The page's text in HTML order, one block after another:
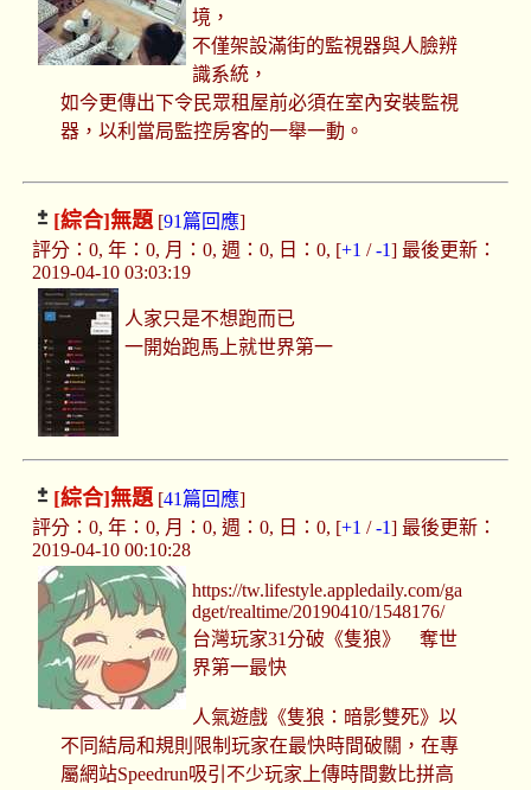
境，
不僅架設滿街的監視器與人臉辨
識系統，
如今更傳出下令民眾租屋前必須在室內安裝監視
器，以利當局監控房客的一舉一動。
[綜合]無題[91篇回應]
評分：0, 年：0, 月：0, 週：0, 日：0, [+1 /-1] 最後更新：
2019-04-10 03:03:19
人家只是不想跑而已
一開始跑馬上就世界第一
[綜合]無題[41篇回應]
評分：0, 年：0, 月：0, 週：0, 日：0, [+1 /-1] 最後更新：
2019-04-10 00:10:28
https://tw.lifestyle.appledaily.com/ga
dget/realtime/20190410/1548176/
台灣玩家31分破《隻狼》 奪世
界第一最快
人氣遊戲《隻狼：暗影雙死》以
不同結局和規則限制玩家在最快時間破關，在專
屬網站Speedrun吸引不少玩家上傳時間數比拼高